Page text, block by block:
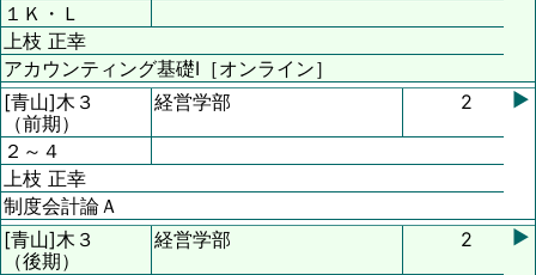
アカウンティング基礎Ⅰ［オンライン］
上枝 正幸
１Ｋ・Ｌ
[青山]木３
（前期）
制度会計論Ａ
上枝 正幸
2
経営学部
２～４
▶
[青山]木３
（後期）
2
経営学部 ▶